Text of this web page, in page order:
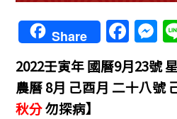
Share F
a
c
e
M
e
e
2022壬寅年國曆9月23號
農曆 8月 己酉月 二十八號
秋分勿探病】